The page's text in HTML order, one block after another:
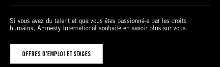
Si vous avez du talent et que vous êtes passionné-e par les droits
humains, Amnesty International souhaite en savoir plus sur vous.
OFFRES D’EMPLOI ET STAGES